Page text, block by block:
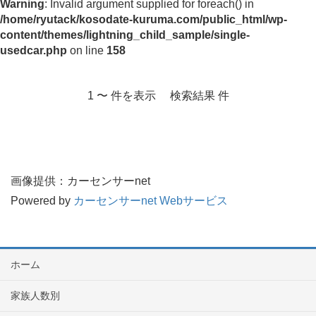
Warning: Invalid argument supplied for foreach() in
/home/ryutack/kosodate-kuruma.com/public_html/wp-
content/themes/lightning_child_sample/single-
usedcar.php on line 158
1 〜 件を表示 検索結果 件
画像提供：カーセンサーnet
Powered by カーセンサーnet Webサービス
ホーム
家族人数別